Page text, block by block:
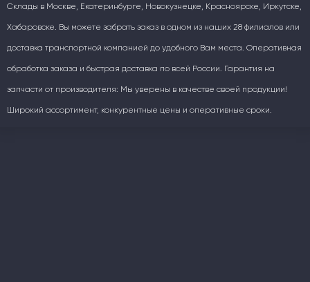
Склады в Москве, Екатеринбурге, Новокузнецке, Красноярске, Иркутске,
Хабаровске. Вы можете забрать заказ в одном из наших 28 филиалов или
доставка транспортной компанией до удобного Вам места. Оперативная
обработка заказа и быстрая доставка по всей России. Гарантия на
запчасти от производителя: Мы уверены в качестве своей продукции!
Широкий ассортимент, конкурентные цены и оперативные сроки.